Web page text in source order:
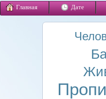
Главная Дате